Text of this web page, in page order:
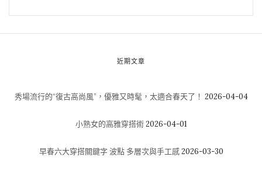
近期文章
秀場流行的“復古高尚風”，優雅又時髦，太適合春天了！ 2026-04-04
小熟女的高雅穿搭術 2026-04-01
早春六大穿搭關鍵字 波點 多層次與手工感 2026-03-30